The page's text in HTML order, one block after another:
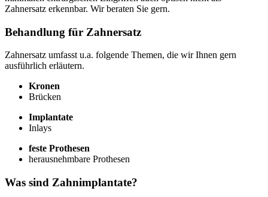
Zahnersatz erkennbar. Wir beraten Sie gern.
Behandlung für Zahnersatz
Zahnersatz umfasst u.a. folgende Themen, die wir Ihnen gern
ausführlich erläutern.
Kronen
Brücken
Implantate
Inlays
feste Prothesen
herausnehmbare Prothesen
Was sind Zahnimplantate?